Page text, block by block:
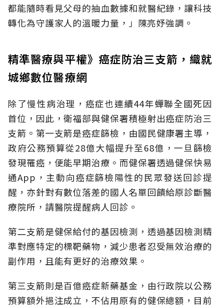
都能隨時看見父母的抽血數據和就醫紀錄，讓科技
轉化為守護家人的溫暖力量，」陳亮妤強調。
精準醫療與平權》癌症防治三支箭，織就
城鄉數位醫療網
除了慢性病治理，癌症也連續44年蟬聯全國死因
首位，因此，衛福部與健保署積極射出癌症防治三
支箭。第一支箭是癌症篩檢，由國民健康署主導，
政府公務預算從28億大幅提升至68億，一旦篩檢
發現罹癌，便能早期治療。而健保署透過健保快易
通App，主動向癌症篩檢陽性的民眾發送回診提
醒，亦針對有數位落差的國人名單回饋給原診斷醫
療院所，請醫院提醒病人回診。
第二支箭是健保給付的基因檢測，透過基因檢測精
準對應特定的標靶藥物，減少患者忍受無效治療的
副作用，且能有更好的治療效果。
第三支箭則是百億癌症新藥基金，由行政院以公務
預算額外挹注成立，不佔用原有的健保總額，目前